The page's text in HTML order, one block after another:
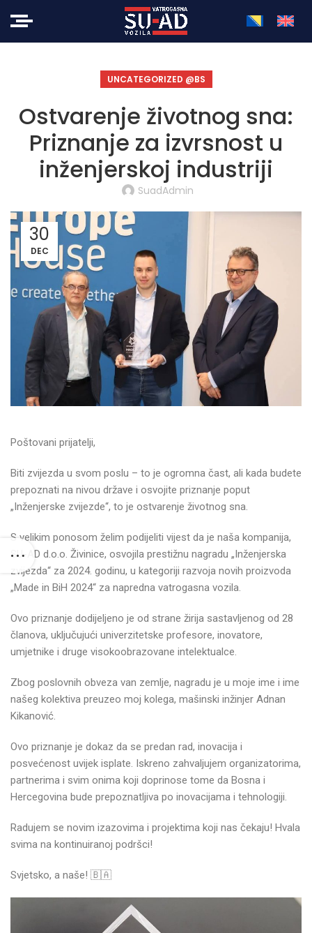
UNCATEGORIZED @BS
Ostvarenje životnog sna:
Priznanje za izvrsnost u
inženjerskoj industriji
SuadAdmin
30
DEC
Poštovani prijatelji,
Biti zvijezda u svom poslu – to je ogromna čast, ali kada budete
prepoznati na nivou države i osvojite priznanje poput
„Inženjerske zvijezde“, to je ostvarenje životnog sna.
S velikim ponosom želim podijeliti vijest da je naša kompanija,
SU-AD d.o.o. Živinice, osvojila prestižnu nagradu „Inženjerska
zvijezda“ za 2024. godinu, u kategoriji razvoja novih proizvoda
„Made in BiH 2024“ za napredna vatrogasna vozila.
Ovo priznanje dodijeljeno je od strane žirija sastavljenog od 28
članova, uključujući univerzitetske profesore, inovatore,
umjetnike i druge visokoobrazovane intelektualce.
Zbog poslovnih obveza van zemlje, nagradu je u moje ime i ime
našeg kolektiva preuzeo moj kolega, mašinski inžinjer Adnan
Kikanović.
Ovo priznanje je dokaz da se predan rad, inovacija i
posvećenost uvijek isplate. Iskreno zahvaljujem organizatorima,
partnerima i svim onima koji doprinose tome da Bosna i
Hercegovina bude prepoznatljiva po inovacijama i tehnologiji.
Radujem se novim izazovima i projektima koji nas čekaju! Hvala
svima na kontinuiranoj podršci!
Svjetsko, a naše! 🇧🇦